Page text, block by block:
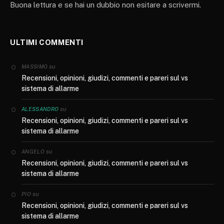
Buona lettura e se hai un dubbio non esitare a scrivermi.
ULTIMI COMMENTI
MASSIMO su
Recensioni, opinioni, giudizi, commenti e pareri sul vs
sistema di allarme
ALESSANDRO su
Recensioni, opinioni, giudizi, commenti e pareri sul vs
sistema di allarme
ANGELOsu
Recensioni, opinioni, giudizi, commenti e pareri sul vs
sistema di allarme
PIO su
Recensioni, opinioni, giudizi, commenti e pareri sul vs
sistema di allarme